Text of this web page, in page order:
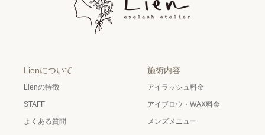
Lienについて
Lienの特徴
STAFF
よくある質問
施術内容
アイラッシュ料金
アイブロウ・WAX料金
メンズメニュー